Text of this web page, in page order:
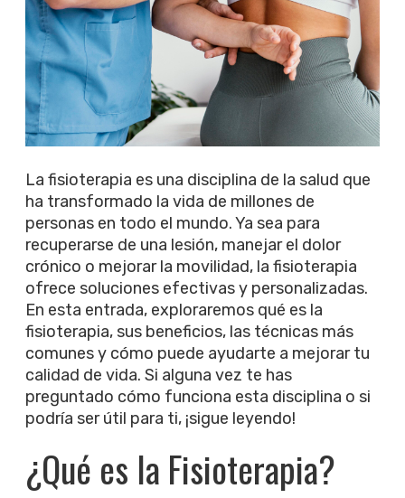
La fisioterapia es una disciplina de la salud que
ha transformado la vida de millones de
personas en todo el mundo. Ya sea para
recuperarse de una lesión, manejar el dolor
crónico o mejorar la movilidad, la fisioterapia
ofrece soluciones efectivas y personalizadas.
En esta entrada, exploraremos qué es la
fisioterapia, sus beneficios, las técnicas más
comunes y cómo puede ayudarte a mejorar tu
calidad de vida. Si alguna vez te has
preguntado cómo funciona esta disciplina o si
podría ser útil para ti, ¡sigue leyendo!
¿Qué es la Fisioterapia?